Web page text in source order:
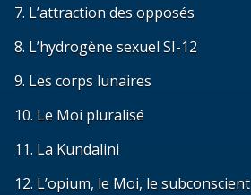
7. L’attraction des opposés
8. L’hydrogène sexuel SI-12
9. Les corps lunaires
10. Le Moi pluralisé
11. La Kundalini
12. L’opium, le Moi, le subconscient